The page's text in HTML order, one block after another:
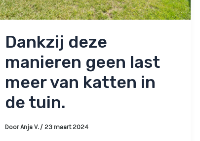
Dankzij deze
manieren geen last
meer van katten in
de tuin.
DoorAnja V. / 23 maart 2024